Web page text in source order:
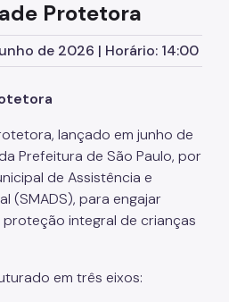
Social (SAS)
rua
Protetora
de 2026 | Horário: 14:00
lançado em junho de
Prefeitura de São Paulo, por
de Assistência e
(SMADS), para engajar
integral de crianças
em três eixos: